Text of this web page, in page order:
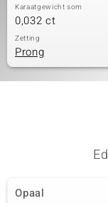
Karaatgewicht som
0,032 ct
Zetting
Prong
Opaal